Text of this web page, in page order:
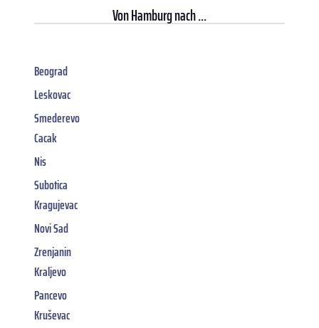
VonHamburgnach ...
Beograd
Leskovac
Smederevo
Cacak
Nis
Subotica
Kragujevac
Novi Sad
Zrenjanin
Kraljevo
Pancevo
Kruševac